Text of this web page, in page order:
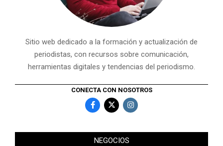
Sitio web dedicado a la formación y actualización de
periodistas, con recursos sobre comunicación,
herramientas digitales y tendencias del periodismo.
CONECTA CON NOSOTROS
NEGOCIOS